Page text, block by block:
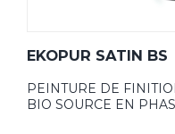
EKOPUR SATIN BS
PEINTURE DE
BIO SOURCE EN